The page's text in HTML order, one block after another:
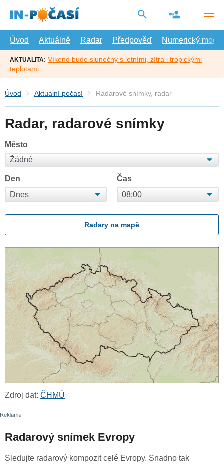
hlavní
Úvod
Aktuálně Radar Předpověď Numerický model
AKTUALITA: Víkend bude slunečný s letními, zítra i tropickými
teplotami
Úvod Aktuální počasí Radarové snímky, radar
Radar, radarové snímky
Město
Den Čas
Radary na mapě
Zdroj dat: ČHMÚ
Radarový snímek Evropy
Sledujte radarový kompozit celé Evropy. Snadno tak